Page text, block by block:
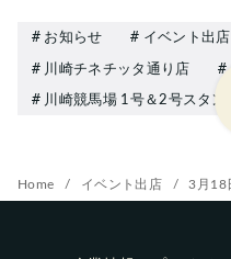
ブ
お知らせ イベント出店
川崎チネチッタ通り店
川崎競馬場 1号＆2号スタン
Home イベント出店 3月18日